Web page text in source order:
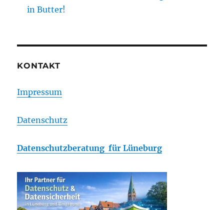
in Butter!
KONTAKT
Impressum
Datenschutz
Datenschutzberatung für Lüneburg